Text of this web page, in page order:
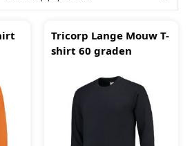
Tricorp Lange Mouw T-
shirt 60 graden